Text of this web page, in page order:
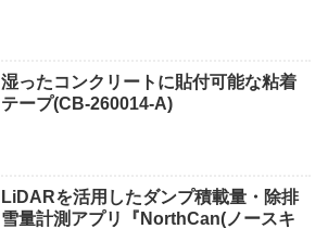
湿ったコンクリートに貼付可能な粘着
テープ(CB-260014-A)
LiDARを活用したダンプ積載量・除排
雪量計測アプリ『NorthCan(ノースキ